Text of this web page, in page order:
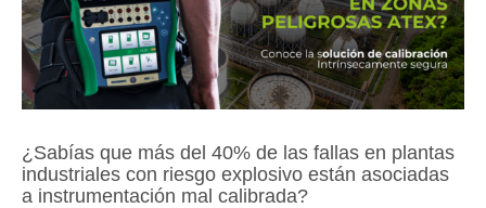
¿Sabías que más del 40% de las fallas en plantas
industriales con riesgo explosivo están asociadas
a instrumentación mal calibrada?